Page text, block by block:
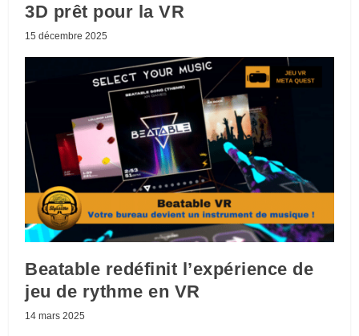
3D prêt pour la VR
15 décembre 2025
Beatable redéfinit l’expérience de
jeu de rythme en VR
14 mars 2025